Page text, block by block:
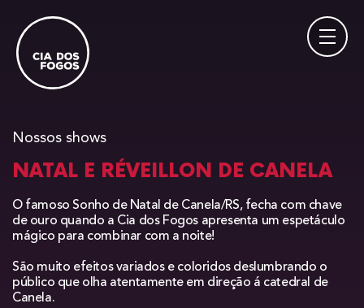
Nossos shows
NATAL E RÉVEILLON DE CANELA
O famoso Sonho de Natal de Canela/RS, fecha com chave
de ouro quando a Cia dos Fogos apresenta um espetáculo
mágico para combinar com a noite!
São muito efeitos variados e coloridos deslumbrando o
público que olha atentamente em direção á catedral de
Canela.